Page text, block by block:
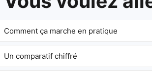
Comment ça marche en pratique
Un comparatif chiffré